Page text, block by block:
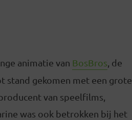
animatie van BosBros, de
stand gekomen met een grote
van speelfilms,
was ook betrokken bij het